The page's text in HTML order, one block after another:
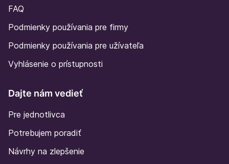
FAQ
Podmienky používania pre firmy
Podmienky používania pre užívateľa
Vyhlásenie o prístupnosti
Dajte nám vedieť
Pre jednotlivca
Potrebujem poradiť
Návrhy na zlepšenie